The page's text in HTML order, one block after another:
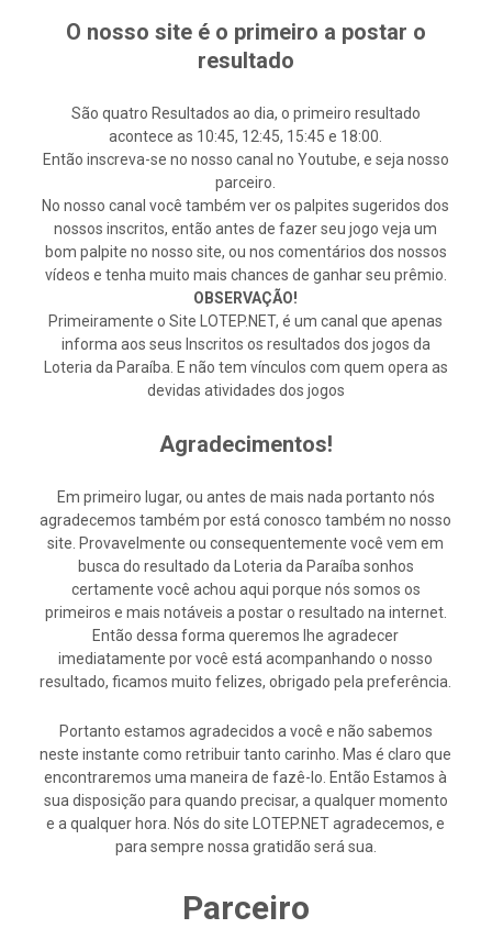
O nosso site é o primeiro a postar o
resultado
São quatro Resultados ao dia, o primeiro resultado
acontece as 10:45, 12:45, 15:45 e 18:00.
Então inscreva-se no nosso canal no Youtube, e seja nosso
parceiro.
No nosso canal você também ver os palpites sugeridos dos
nossos inscritos, então antes de fazer seu jogo veja um
bom palpite no nosso site, ou nos comentários dos nossos
vídeos e tenha muito mais chances de ganhar seu prêmio.
OBSERVAÇÃO!
Primeiramente o Site LOTEP.NET, é um canal que apenas
informa aos seus Inscritos os resultados dos jogos da
Loteria da Paraíba. E não tem vínculos com quem opera as
devidas atividades dos jogos
Agradecimentos!
Em primeiro lugar, ou antes de mais nada portanto nós
agradecemos também por está conosco também no nosso
site. Provavelmente ou consequentemente você vem em
busca do resultado da Loteria da Paraíba sonhos
certamente você achou aqui porque nós somos os
primeiros e mais notáveis a postar o resultado na internet.
Então dessa forma queremos lhe agradecer
imediatamente por você está acompanhando o nosso
resultado, ficamos muito felizes, obrigado pela preferência.
Portanto estamos agradecidos a você e não sabemos
neste instante como retribuir tanto carinho. Mas é claro que
encontraremos uma maneira de fazê-lo. Então Estamos à
sua disposição para quando precisar, a qualquer momento
e a qualquer hora. Nós do site LOTEP.NET agradecemos, e
para sempre nossa gratidão será sua.
Parceiro